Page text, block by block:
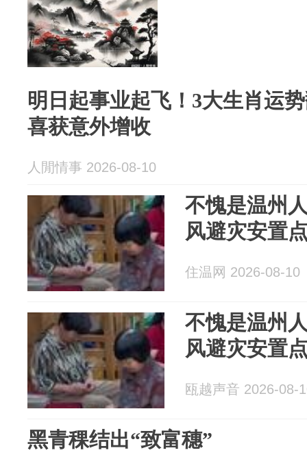
明日起事业起飞！3大生肖运
喜获意外增收
人閒情事 2026-08-10
不愧是温州
风避灾安置
住温网 2026-08-10
不愧是温州
风避灾安置
瓯越声音 2026-08-
黑青稞结出“致富穗”